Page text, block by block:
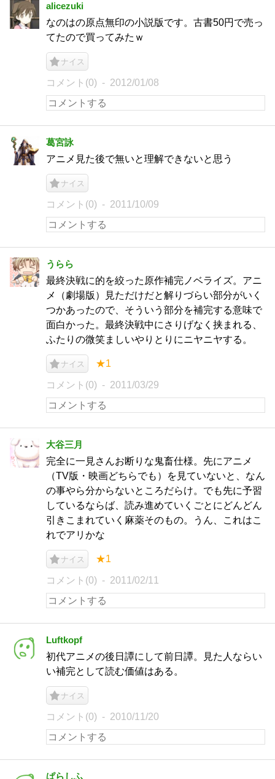
alicezuki
なのはの原点無印の小説版です。古書50円で売っ
てたので買ってみたｗ
ナイス
コメント(0) 2012/01/08
葛宮詠
アニメ見た後で無いと理解できないと思う
ナイス
コメント(0) 2011/10/09
うらら
最終決戦に的を絞った原作補完ノベライズ。アニ
メ（劇場版）見ただけだと解りづらい部分がいく
つかあったので、そういう部分を補完する意味で
面白かった。最終決戦中にさりげなく挟まれる、
ふたりの微笑ましいやりとりにニヤニヤする。
ナイス ★1
コメント(0) 2011/03/29
大谷三月
完全に一見さんお断りな鬼畜仕様。先にアニメ
（TV版・映画どちらでも）を見ていないと、なん
の事やら分からないところだらけ。でも先に予習
しているならば、読み進めていくごとにどんどん
引きこまれていく麻薬そのもの。うん、これはこ
れでアリかな
ナイス ★1
コメント(0) 2011/02/11
Luftkopf
初代アニメの後日譚にして前日譚。見た人ならい
い補完として読む価値はある。
ナイス
コメント(0) 2010/11/20
ぱらしふ